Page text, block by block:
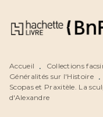
MENU
Accueil • Collections
Généralités sur l'Histoire
•
Scopas et Praxitèle. La
d'Alexandre